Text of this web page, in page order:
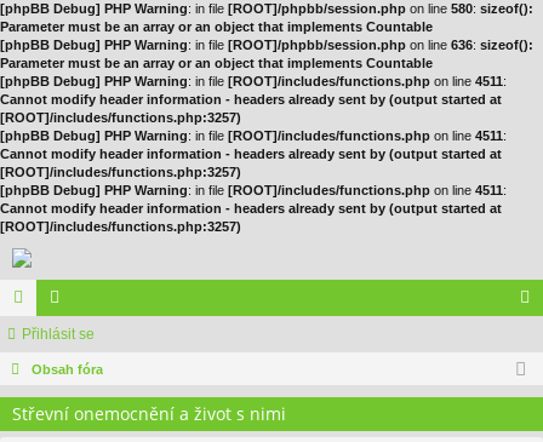
[phpBB Debug] PHP Warning: in file [ROOT]/phpbb/session.php on line 580: sizeof():
Parameter must be an array or an object that implements Countable
[phpBB Debug] PHP Warning: in file [ROOT]/phpbb/session.php on line 636: sizeof():
Parameter must be an array or an object that implements Countable
[phpBB Debug] PHP Warning: in file [ROOT]/includes/functions.php on line 4511:
Cannot modify header information - headers already sent by (output started at
[ROOT]/includes/functions.php:3257)
[phpBB Debug] PHP Warning: in file [ROOT]/includes/functions.php on line 4511:
Cannot modify header information - headers already sent by (output started at
[ROOT]/includes/functions.php:3257)
[phpBB Debug] PHP Warning: in file [ROOT]/includes/functions.php on line 4511:
Cannot modify header information - headers already sent by (output started at
[ROOT]/includes/functions.php:3257)
ór
a
le
no
vé
lá
Přihlásit se
Obsah fóra
Střevní onemocnění a život s nimi